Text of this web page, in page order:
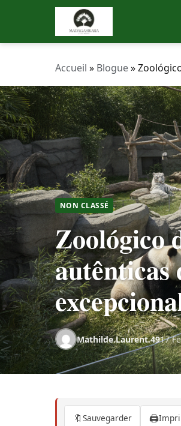
Accueil » Blogue»
NON CLASSÉ
Zoológico
autênticas
Mathilde.Laurent.4917
🔖 Sauvegarder 🖨️